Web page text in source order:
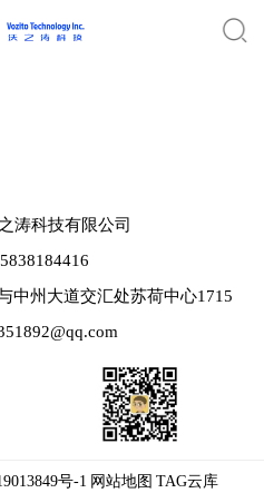
涛科技有限公司
中州大道交汇处苏荷中心1715
号-1 网站地图 TAG云库